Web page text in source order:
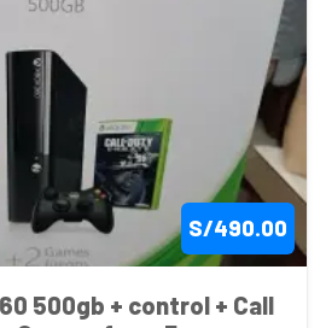
S/490.00
500gb + control + Call